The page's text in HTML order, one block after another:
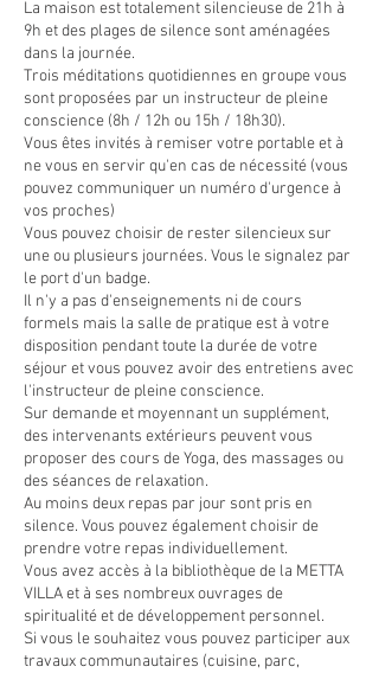
La maison est totalement silencieuse de 21h à
9h et des plages de silence sont aménagées
dans la journée.
Trois méditations quotidiennes en groupe vous
sont proposées par un instructeur de pleine
conscience (8h / 12h ou 15h / 18h30).
Vous êtes invités à remiser votre portable et à
ne vous en servir qu'en cas de nécessité (vous
pouvez communiquer un numéro d'urgence à
vos proches)
Vous pouvez choisir de rester silencieux sur
une ou plusieurs journées. Vous le signalez par
le port d'un badge.
Il n'y a pas d'enseignements ni de cours
formels mais la salle de pratique est à votre
disposition pendant toute la durée de votre
séjour et vous pouvez avoir des entretiens avec
l'instructeur de pleine conscience.
Sur demande et moyennant un supplément,
des intervenants extérieurs peuvent vous
proposer des cours de Yoga, des massages ou
des séances de relaxation.
Au moins deux repas par jour sont pris en
silence. Vous pouvez également choisir de
prendre votre repas individuellement.
Vous avez accès à la bibliothèque de la METTA
VILLA et à ses nombreux ouvrages de
spiritualité et de développement personnel.
Si vous le souhaitez vous pouvez participer aux
travaux communautaires (cuisine, parc,